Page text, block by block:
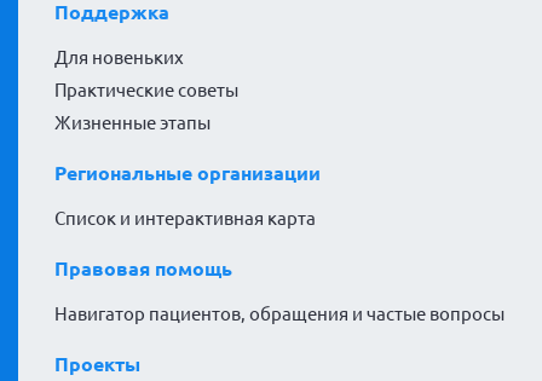
Поддержка
Для новеньких
Практические советы
Жизненные этапы
Региональные организации
Список и интерактивная карта
Правовая помощь
Навигатор пациентов, обращения и частые вопросы
Проекты